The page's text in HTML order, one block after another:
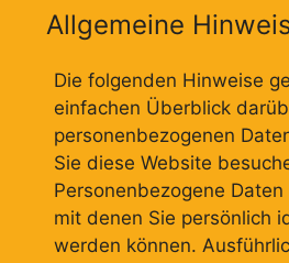
Allgemeine
Die folgenden Hinweise
einfachen Überblick
personenbezogenen
Sie diese Website
Personenbezogene
mit denen Sie persönlich
werden können.